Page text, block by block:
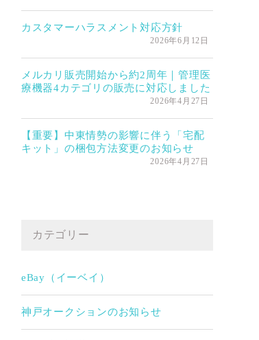
カスタマーハラスメント対応方針
2026年6月12日
メルカリ販売開始から約2周年｜管理医
療機器4カテゴリの販売に対応しました
2026年4月27日
【重要】中東情勢の影響に伴う「宅配
キット」の梱包方法変更のお知らせ
2026年4月27日
カテゴリー
eBay（イーベイ）
神戸オークションのお知らせ